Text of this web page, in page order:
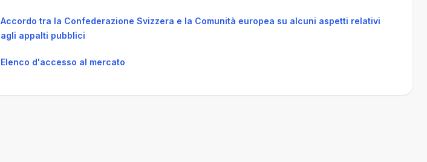
Accordo tra la Confederazione Svizzera e la Comunità europea su alcuni aspetti relativi
agli appalti pubblici
Elenco d'accesso al mercato